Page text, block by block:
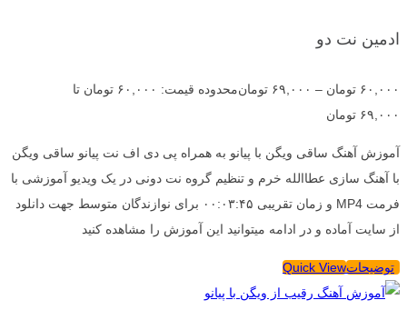
ادمین نت دو
۶۰,۰۰۰ تومان – ۶۹,۰۰۰ تومان
محدوده قیمت: ۶۰,۰۰۰ تومان تا
۶۹,۰۰۰ تومان
آموزش آهنگ ساقی ویگن با پیانو به همراه پی دی اف نت پیانو ساقی ویگن
با آهنگ سازی عطاالله خرم و تنظیم گروه نت دونی در یک ویدیو آموزشی با
فرمت MP4 و زمان تقریبی ۰۰:۰۳:۴۵ برای نوازندگان متوسط جهت دانلود
از سایت آماده و در ادامه میتوانید این آموزش را مشاهده کنید
توضیحاتQuick View